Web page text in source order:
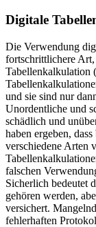
Digitale
Die Verwendung
fortschrittlichere
Tabellenkalkulation
und sie sind nur
Unordentliche und
schädlich und
haben ergeben,
verschiedene Arten
falschen
Sicherlich bedeutet
gehören werden,
versichert.
fehlerhaften